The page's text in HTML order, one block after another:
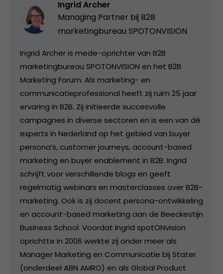
Ingrid Archer
Managing Partner bij B2B
marketingbureau SPOTONVISION
Ingrid Archer is mede-oprichter van B2B
marketingbureau SPOTONVISION en het B2B
Marketing Forum. Als marketing- en
communicatieprofessional heeft zij ruim 25 jaar
ervaring in B2B. Zij initieerde succesvolle
campagnes in diverse sectoren en is een van dé
experts in Nederland op het gebied van buyer
persona’s, customer journeys, account-based
marketing en buyer enablement in B2B. Ingrid
schrijft voor verschillende blogs en geeft
regelmatig webinars en masterclasses over B2B-
marketing. Ook is zij docent persona-ontwikkeling
en account-based marketing aan de Beeckestijn
Business School. Voordat Ingrid spotONvision
oprichtte in 2006 werkte zij onder meer als
Manager Marketing en Communicatie bij Stater
(onderdeel ABN AMRO) en als Global Product